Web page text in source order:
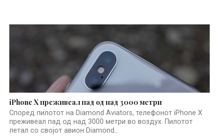
iPhone X преживеал пад од над 3000 метри
Според пилотот на Diamond Aviators, телефонот iPhone X
преживеал пад од над 3000 метри во воздух. Пилотот
летал со својот авион Diamond...